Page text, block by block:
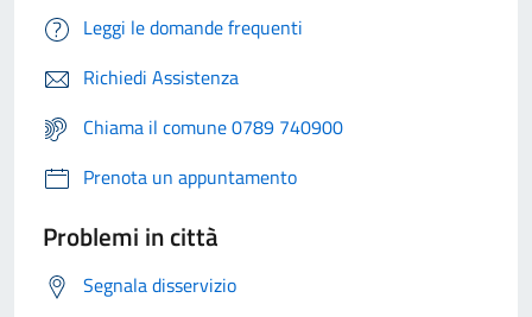
Leggi le domande frequenti
Richiedi Assistenza
Chiama il comune 0789 740900
Prenota un appuntamento
Problemi in città
Segnala disservizio